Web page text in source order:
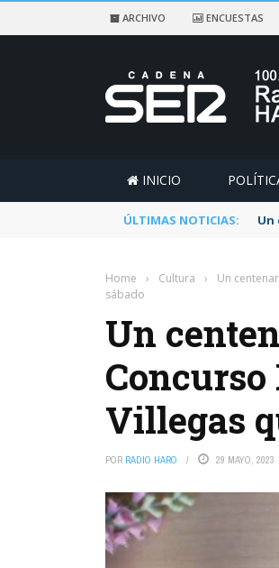
ARCHIVO ENCUESTAS
INICIO
ÚLTIMAS NOTICIAS: Un
Home › Cultura ›
Un
sábado
Un
Villegas
POR RADIO HARO 29 MAYO, 2023